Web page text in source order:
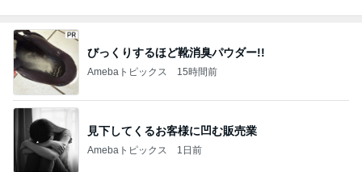
びっくりするほど靴消臭パウダー!!
Amebaトピックス 15時間前
見下してくるお客様に凹む販売業
Amebaトピックス 1日前